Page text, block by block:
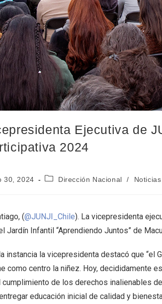
Ejecutiva de
2024
30, 2024 Dirección Nacional /
(@JUNJI_Chile). La vicepresidenta
Jardín Infantil “Aprendiendo Juntos” de
instancia la vicepresidenta destacó que “el
como centro la niñez. Hoy, decididamente
cumplimiento de los derechos inalienables
educación inicial de calidad y